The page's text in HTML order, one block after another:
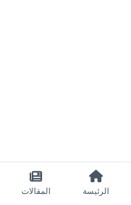
الرئيسة المقالات